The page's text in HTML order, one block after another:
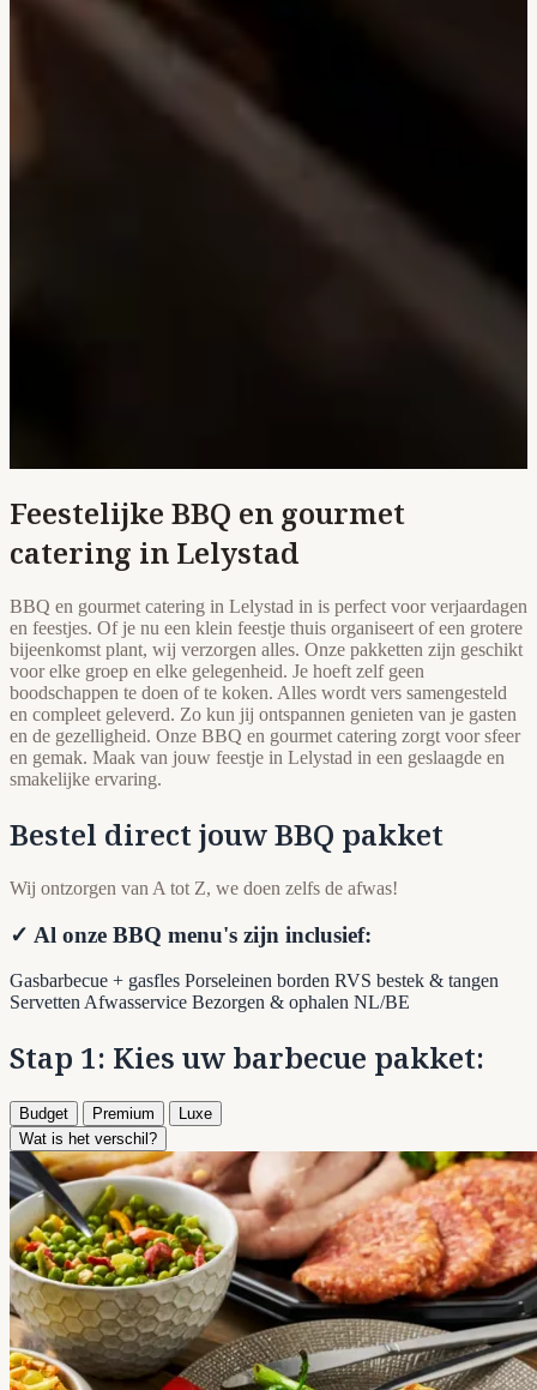
Feestelijke BBQ en gourmet
catering in Lelystad
BBQ en gourmet catering in Lelystad in is perfect voor verjaardagen
en feestjes. Of je nu een klein feestje thuis organiseert of een grotere
bijeenkomst plant, wij verzorgen alles. Onze pakketten zijn geschikt
voor elke groep en elke gelegenheid. Je hoeft zelf geen
boodschappen te doen of te koken. Alles wordt vers samengesteld
en compleet geleverd. Zo kun jij ontspannen genieten van je gasten
en de gezelligheid. Onze BBQ en gourmet catering zorgt voor sfeer
en gemak. Maak van jouw feestje in Lelystad in een geslaagde en
smakelijke ervaring.
Bestel direct jouw BBQ pakket
Wij ontzorgen van A tot Z, we doen zelfs de afwas!
✓ Al onze BBQ menu's zijn inclusief:
Gasbarbecue + gasfles Porseleinen borden RVS bestek & tangen
Servetten Afwasservice Bezorgen & ophalen NL/BE
Stap 1: Kies uw barbecue pakket:
Budget Premium
Luxe
Wat is het verschil?